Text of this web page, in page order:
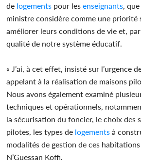
de logements pour lesenseignants ,
ministre considère comme une priorité
améliorer leurs conditions de vie et,
qualité de notre système éducatif.
« J’ai, à cet effet, insisté sur l’urgence
appelant à la réalisation de maisons
Nous avons également examiné
techniques et opérationnels,
la sécurisation du foncier, le choix des
pilotes, les types de logements à
modalités de gestion de ces habitations
N’Guessan Koffi.